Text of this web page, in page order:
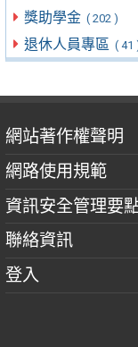
獎助學金 ( 202 )
退休人員專區 ( 41
網站著作權聲明
網路使用規範
資訊安全管理要
聯絡資訊
登入